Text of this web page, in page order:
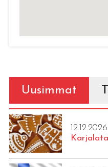
Uusimmat